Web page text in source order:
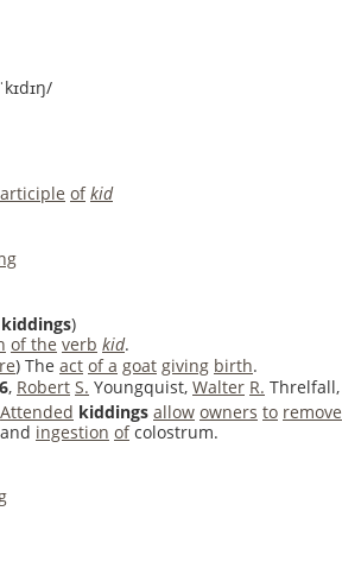
of kid
kiddings)
of the verb kid.
) The act of a goat giving birth.
, Robert S. Youngquist, Walter R. Threlfall,
Attended kiddings allow owners to remove
and ingestion ofcolostrum.